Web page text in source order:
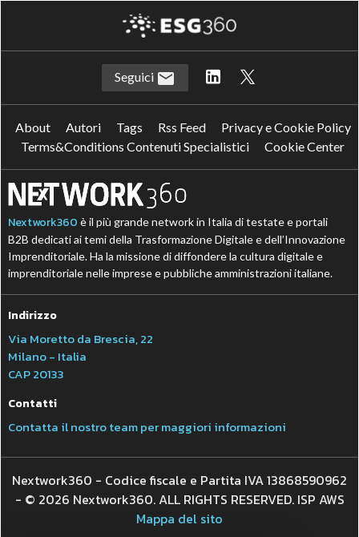
Seguici
About Autori Tags Rss Feed
Privacy e Cookie Policy
Terms&Conditions Contenuti Specialistici
Cookie Center
Nextwork360 è il più grande network in Italia di testate e portali
B2B dedicati ai temi della Trasformazione Digitale e dell’Innovazione
Imprenditoriale. Ha la missione di diffondere la cultura digitale e
imprenditoriale nelle imprese e pubbliche amministrazioni italiane.
Indirizzo
Via Moretto da Brescia, 22
Milano - Italia
CAP 20133
Contatti
Contatta il nostro team per maggiori informazioni
Nextwork360 - Codice fiscale e Partita IVA 13868590962
- © 2026 Nextwork360. ALL RIGHTS RESERVED. ISP AWS
Mappa del sito